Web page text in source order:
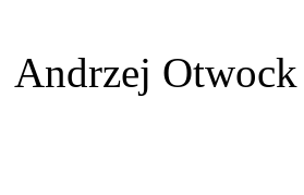
Andrzej Otwock